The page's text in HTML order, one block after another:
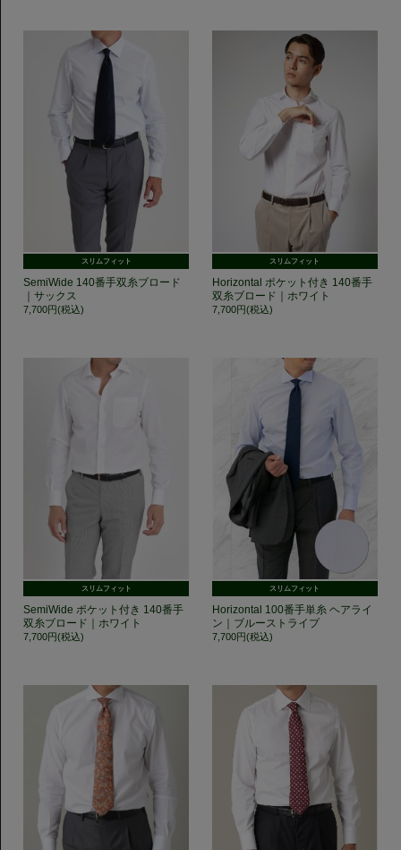
スリムフィット
SemiWide 140番手双糸ブロード
｜サックス
7,700円(税込)
スリムフィット
Horizontal ポケット付き 140番手
双糸ブロード｜ホワイト
7,700円(税込)
スリムフィット
SemiWide ポケット付き 140番手
双糸ブロード｜ホワイト
7,700円(税込)
スリムフィット
Horizontal 100番手単糸 ヘアライ
ン｜ブルーストライプ
7,700円(税込)